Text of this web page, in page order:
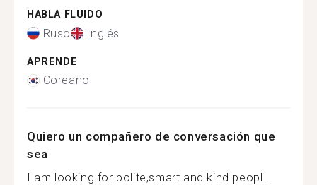
HABLA FLUIDO
Ruso Inglés
APRENDE
Coreano
Quiero un compañero de conversación que
sea
I am looking for polite,smart and kind peopl...